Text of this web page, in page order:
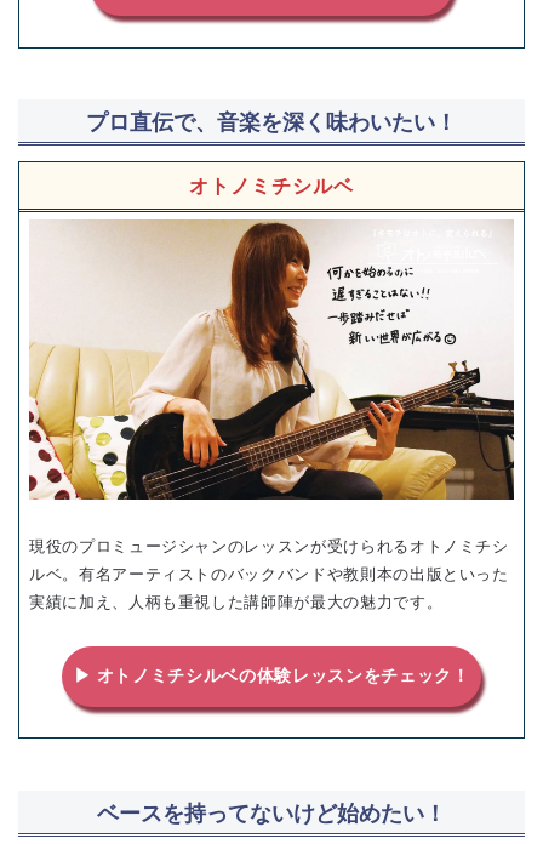
プロ直伝で、音楽を深く味わいたい！
オトノミチシルベ
現役のプロミュージシャンのレッスンが受けられるオトノミチシ
ルベ。有名アーティストのバックバンドや教則本の出版といった
実績に加え、人柄も重視した講師陣が最大の魅力です。
▶ オトノミチシルベの体験レッスンをチェック！
ベースを持ってないけど始めたい！